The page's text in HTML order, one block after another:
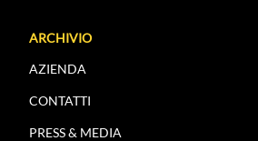
ARCHIVIO
AZIENDA
CONTATTI
PRESS & MEDIA